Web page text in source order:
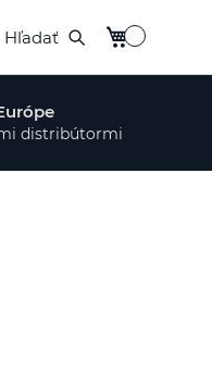
Hľadať Môj košík
distribútormi